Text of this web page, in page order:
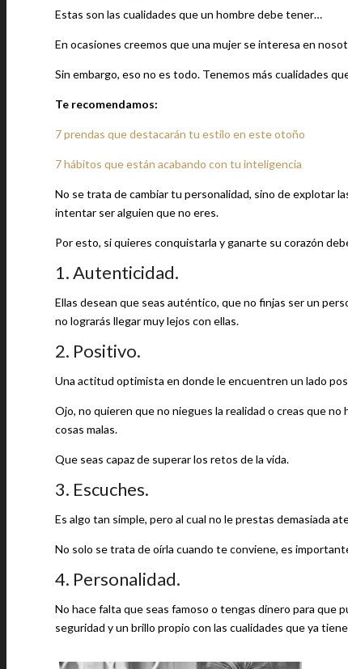
Estas son las cualidades que un hombre debe tener…
En ocasiones creemos que una mujer se interesa en
Sin embargo, eso no es todo. Tenemos más cualidades
Te recomendamos:
7 prendas que destacarán tu estilo en este otoño
7 hábitos que están acabando con tu inteligencia
No se trata de cambiar tu personalidad, sino de explotar
intentar ser alguien que no eres.
Por esto, si quieres conquistarla y ganarte su corazón
1. Autenticidad.
Ellas desean que seas auténtico, que no finjas ser un
no lograrás llegar muy lejos con ellas.
2. Positivo.
Una actitud optimista en donde le encuentren un lado
Ojo, no quieren que no niegues la realidad o creas que
cosas malas.
Que seas capaz de superar los retos de la vida.
3. Escuches.
Es algo tan simple, pero al cual no le prestas demasiada
No solo se trata de oírla cuando te conviene, es
4. Personalidad.
No hace falta que seas famoso o tengas dinero para que
seguridad y un brillo propio con las cualidades que ya